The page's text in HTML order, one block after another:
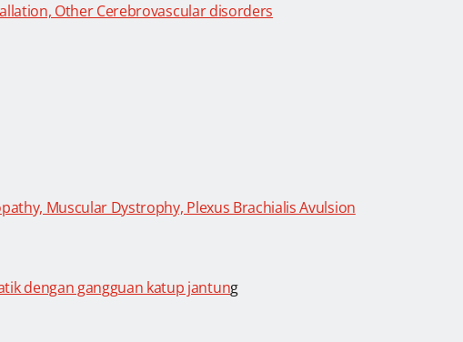
Other Cerebrovascular disorders
Muscular Dystrophy, Plexus Brachialis Avulsion
dengan gangguan katup jantung